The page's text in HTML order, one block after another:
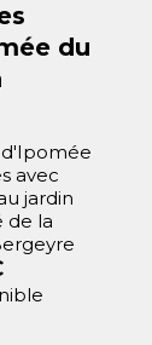
du
d'Ipomée
avec
jardin
de la